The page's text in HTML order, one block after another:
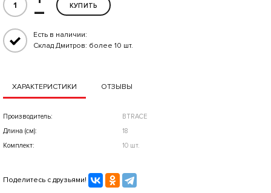
– КУПИТЬ
Есть в наличии:
Склад Дмитров: более 10 шт.
ХАРАКТЕРИСТИКИ ОТЗЫВЫ
Производитель:
BTRACE
Длина (см):
18
Комплект:
10 шт.
Поделитесь с друзьями!